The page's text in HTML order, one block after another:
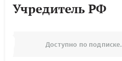
Учредитель РФ
Доступно по подписке.